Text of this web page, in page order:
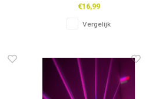
Ball
€16,99
Vergelijk